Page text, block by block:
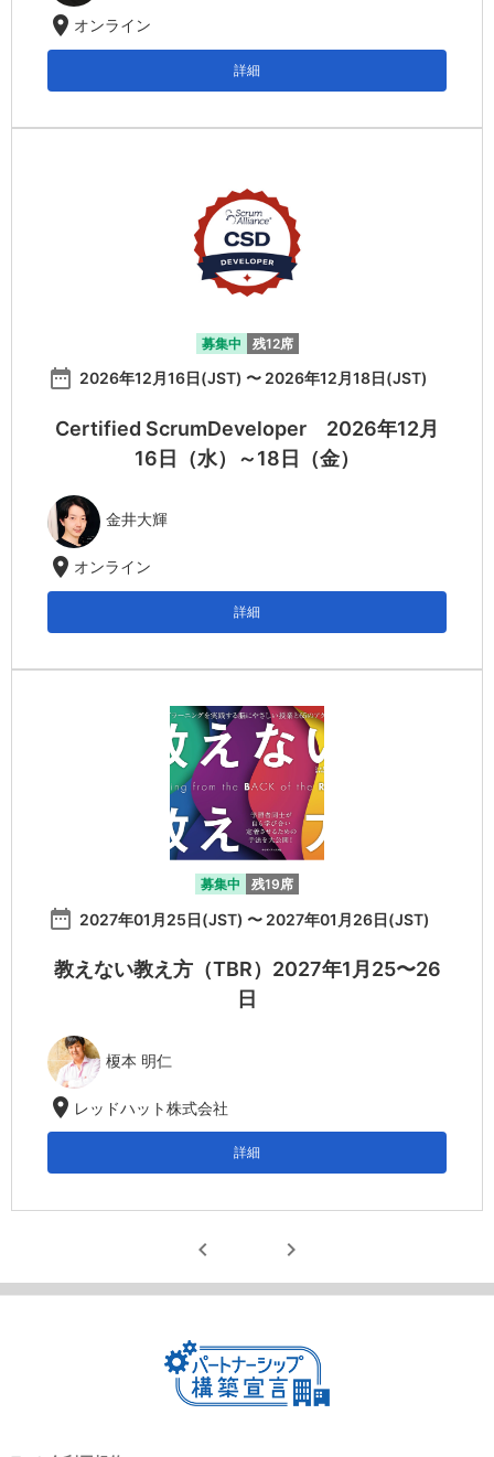
location_on オンライン
詳細
募集中 残12席
date_range 2026年12月16日(JST) 〜 2026年12月18日(JST)
Certified ScrumDeveloper 2026年12月
16日（水）～18日（金）
金井大輝
location_on オンライン
詳細
募集中 残19席
date_range 2027年01月25日(JST) 〜 2027年01月26日(JST)
教えない教え方（TBR）2027年1月25〜26
日
榎本 明仁
location_on レッドハット株式会社
詳細
chevron_left chevron_right